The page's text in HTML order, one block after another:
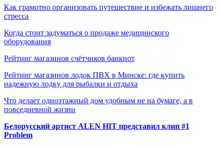
Как грамотно организовать путешествие и избежать лишнего
стресса
Когда стоит задуматься о продаже медицинского
оборудования
Рейтинг магазинов счётчиков банкнот
Рейтинг магазинов лодок ПВХ в Минске: где купить
надежную лодку для рыбалки и отдыха
Что делает одноэтажный дом удобным не на бумаге, а в
повседневной жизни
Белорусский артист ALEN HIT представил клип #1
Problem